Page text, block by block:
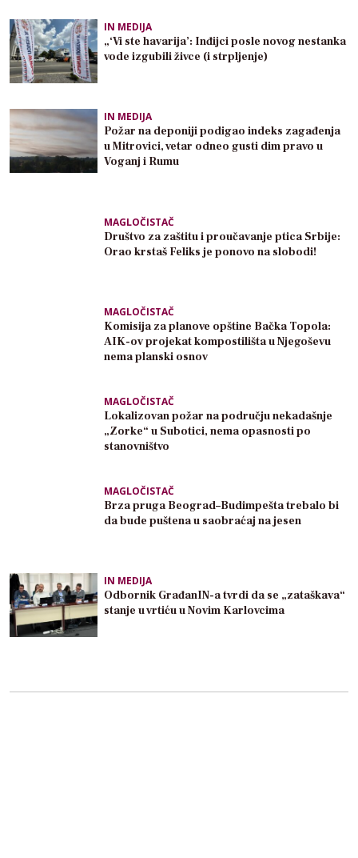
IN MEDIJA
„‘Vi ste havarija’: Inđijci posle novog nestanka
vode izgubili živce (i strpljenje)
IN MEDIJA
Požar na deponiji podigao indeks zagađenja
u Mitrovici, vetar odneo gusti dim pravo u
Voganj i Rumu
MAGLOČISTAČ
Društvo za zaštitu i proučavanje ptica Srbije:
Orao krstaš Feliks je ponovo na slobodi!
MAGLOČISTAČ
Komisija za planove opštine Bačka Topola:
AIK-ov projekat kompostilišta u Njegoševu
nema planski osnov
MAGLOČISTAČ
Lokalizovan požar na području nekadašnje
„Zorke“ u Subotici, nema opasnosti po
stanovništvo
MAGLOČISTAČ
Brza pruga Beograd–Budimpešta trebalo bi
da bude puštena u saobraćaj na jesen
IN MEDIJA
Odbornik GrađanIN-a tvrdi da se „zataškava“
stanje u vrtiću u Novim Karlovcima